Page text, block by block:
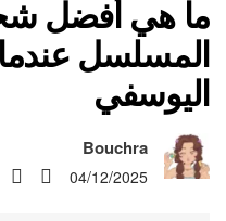
ما هي أفضل
المسلسل
اليوسفي
Bouchra
04/12/2025